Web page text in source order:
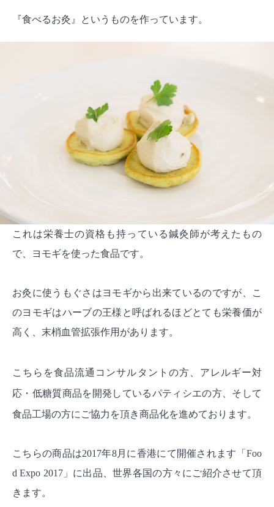
『食べるお灸』というものを作っています。
これは栄養士の資格も持っている鍼灸師が考えたもの
で、ヨモギを使った食品です。
お灸に使うもぐさはヨモギから出来ているのですが、こ
のヨモギはハーブの王様と呼ばれるほどとても栄養価が
高く、末梢血管拡張作用があります。
こちらを食品流通コンサルタントの方、 アレルギー対
応・低糖質商品を開発しているパティシエの方、そして
食品工場の方にご協力を頂き商品化を進めております。
こちらの商品は2017年8月に香港にて開催されます「Foo
d Expo 2017」に出品、世界各国の方々にご紹介させて頂
きます。